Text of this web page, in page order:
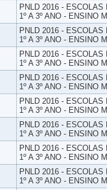
PNLD 2016 -
1º A 3º ANO - ENSINO
PNLD 2016 -
1º A 3º ANO - ENSINO
PNLD 2016 -
1º A 3º ANO - ENSINO
PNLD 2016 -
1º A 3º ANO - ENSINO
PNLD 2016 -
1º A 3º ANO - ENSINO
PNLD 2016 -
1º A 3º ANO - ENSINO
PNLD 2016 -
1º A 3º ANO - ENSINO
PNLD 2016 -
1º A 3º ANO - ENSINO